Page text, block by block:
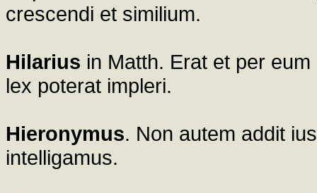
crescendi et similium.
Hilarius in Matth. Erat et per
lex poterat impleri.
Hieronymus. Non autem addit
intelligamus.